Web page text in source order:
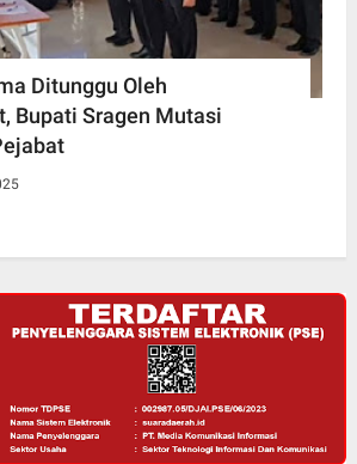
Ditunggu Oleh
Bupati Sragen Mutasi